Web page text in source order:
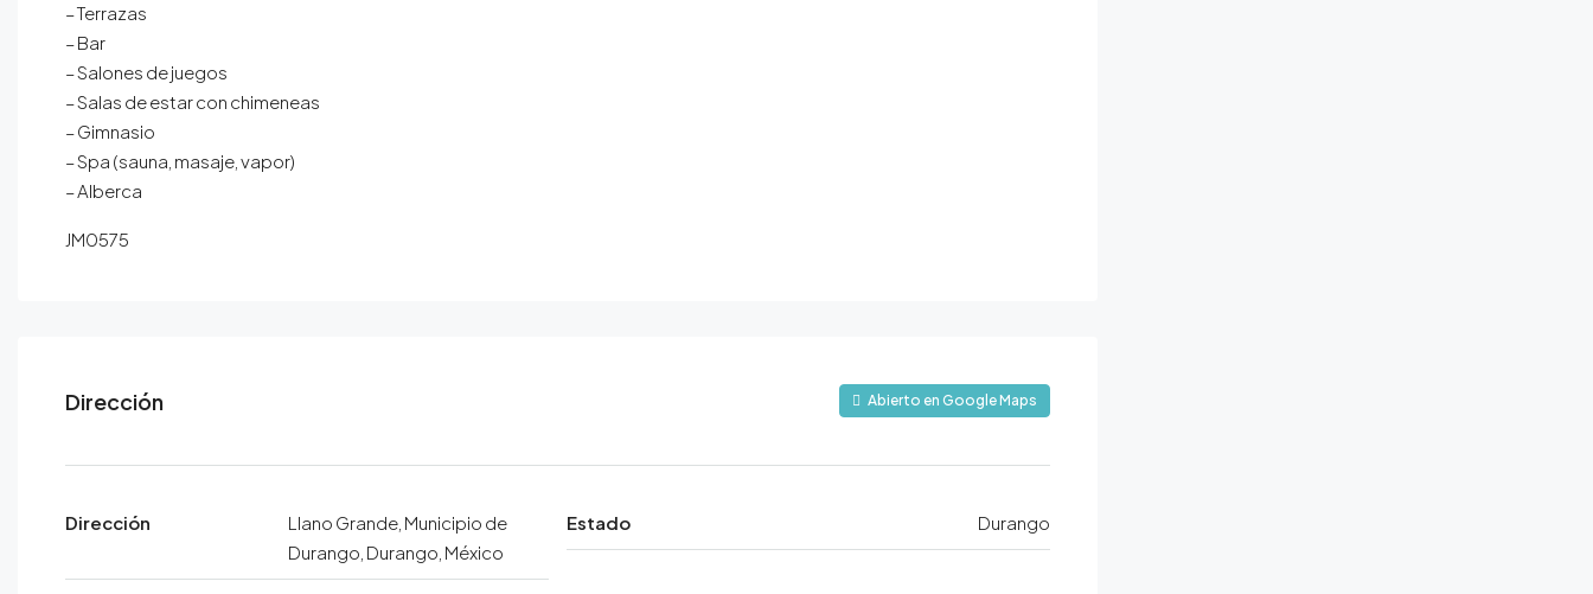
– Terrazas
– Bar
– Salones de juegos
– Salas de estar con chimeneas
– Gimnasio
– Spa (sauna, masaje, vapor)
– Alberca
JM0575
Dirección Abierto en Google Maps
Dirección
Llano Grande, Municipio de
Durango, Durango, México
Estado Durango